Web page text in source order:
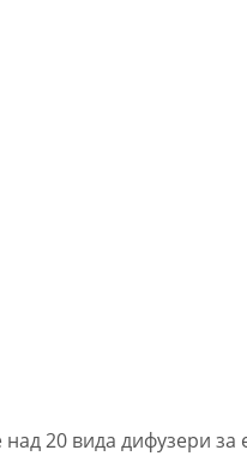
20 вида дифузери за